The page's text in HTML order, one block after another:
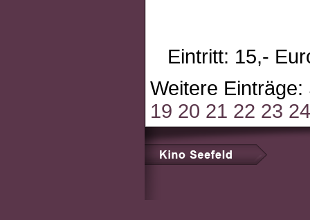
Eintritt: 15,-
Weitere
19 20 21 22 23 24